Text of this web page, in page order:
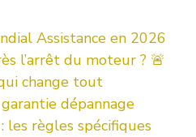
Assistance en 2026
l’arrêt du moteur ? 🚨
change tout
dépannage
les règles spécifiques